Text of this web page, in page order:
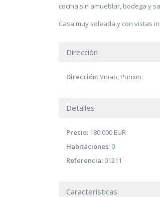
cocina sin amueblar, bodega y
Casa muy soleada y con vistas
Dirección
Dirección:Viñao, Punxin
Detalles
Precio: 180.000 EUR
Habitaciones: 0
Referencia: 01211
Características